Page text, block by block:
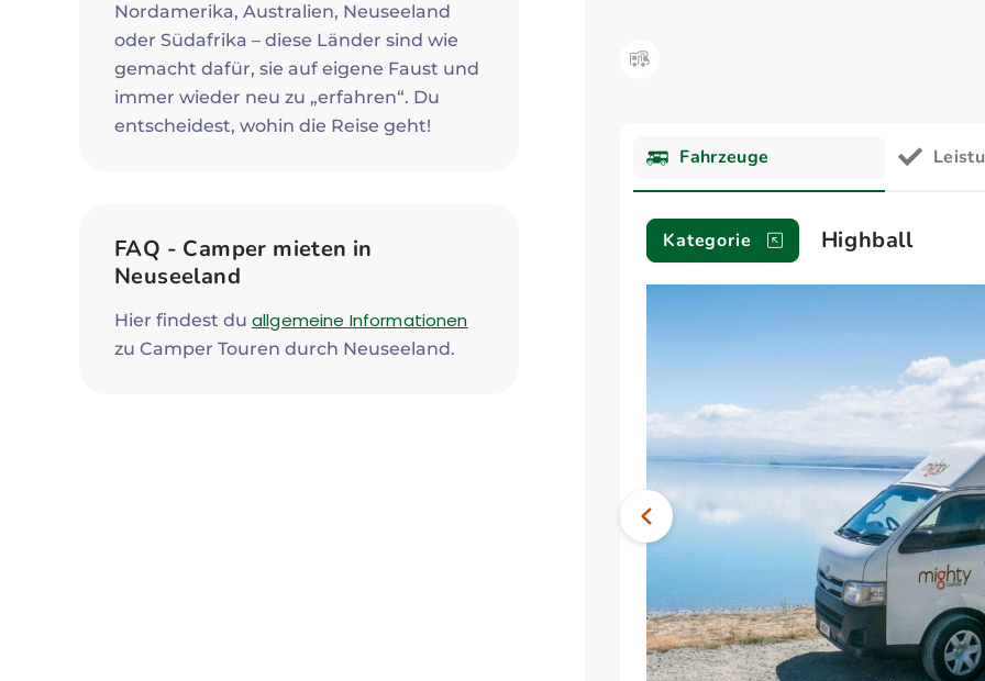
Kategorie:
Fahrzeuge
Fahrzeuge
Kategorie Highball
Vorheriges
Bild
Nordamerika, Australien, Neuseeland
oder Südafrika – diese Länder sind wie
gemacht dafür, sie auf eigene Faust und
immer wieder neu zu „erfahren“. Du
entscheidest, wohin die Reise geht!
FAQ - Camper mieten in
Neuseeland
Hier findest du allgemeine Informationen
zu Camper Touren durch Neuseeland.